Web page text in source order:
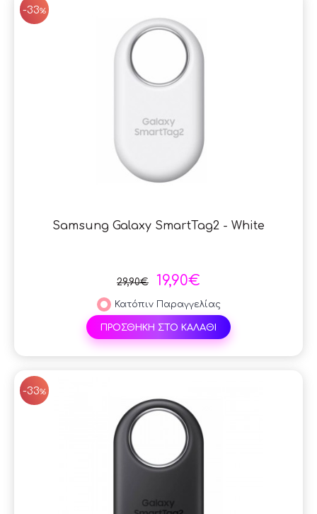
-33%
Samsung Galaxy SmartTag2 - White
29,90€ 19,90€
Κατόπιν Παραγγελίας
ΠΡΟΣΘΗΚΗ ΣΤΟ ΚΑΛΑΘΙ
-33%